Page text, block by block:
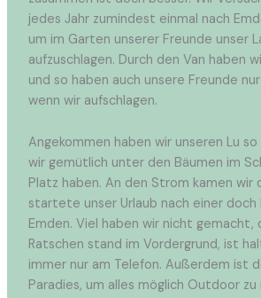
jedes Jahr zumindest einmal nach
um im Garten unserer Freunde unser
aufzuschlagen. Durch den Van haben
und so haben auch unsere Freunde
wenn wir aufschlagen.
Angekommen haben wir unseren Lu
wir gemütlich unter den Bäumen im
Platz haben. An den Strom kamen wir
startete unser Urlaub nach einer doch
Emden. Viel haben wir nicht gemacht,
Ratschen stand im Vordergrund, ist
immer nur am Telefon. Außerdem ist
Paradies, um alles möglich Outdoor zu